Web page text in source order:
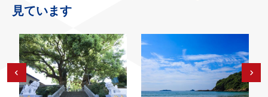
見ています